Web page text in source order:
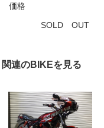
価格
SOLD OUT
関連のBIKEを見る